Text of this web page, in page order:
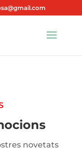
novetats